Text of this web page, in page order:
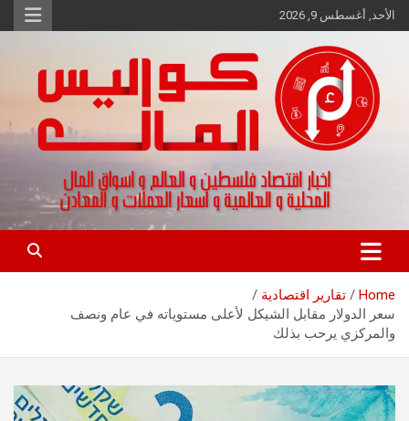
Skip
to
الأحد, أغسطس 9, 2026
كواليس المال
اخبار اقتصاد فلسطين و العالم و تقارير اسواق المال و العملات
Home
تقارير اقتصادية
سعر الدولار مقابل الشيكل لأعلى مستوياته في عام ونصف
والمركزي يرحب بذلك